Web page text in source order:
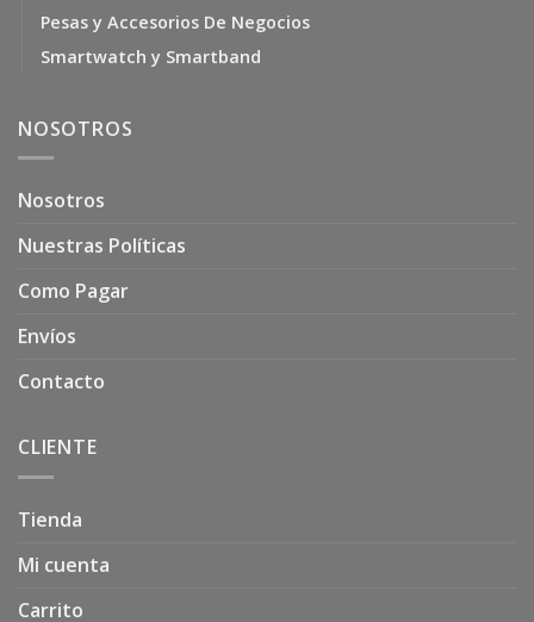
Pesas y Accesorios De Negocios
Smartwatch y Smartband
NOSOTROS
Nosotros
Nuestras Políticas
Como Pagar
Envíos
Contacto
CLIENTE
Tienda
Mi cuenta
Carrito